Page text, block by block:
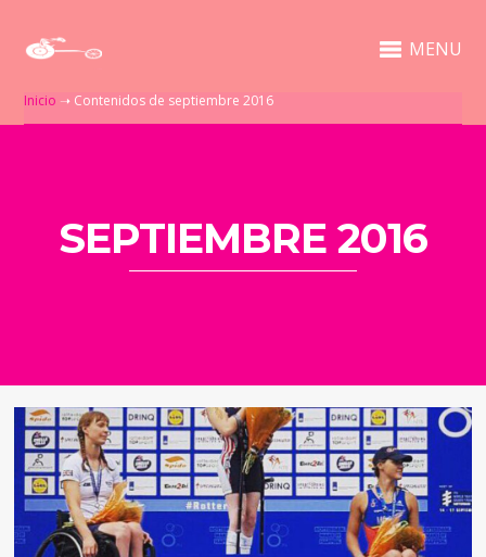
MENU
Inicio ➝ Contenidos de septiembre 2016
SEPTIEMBRE 2016